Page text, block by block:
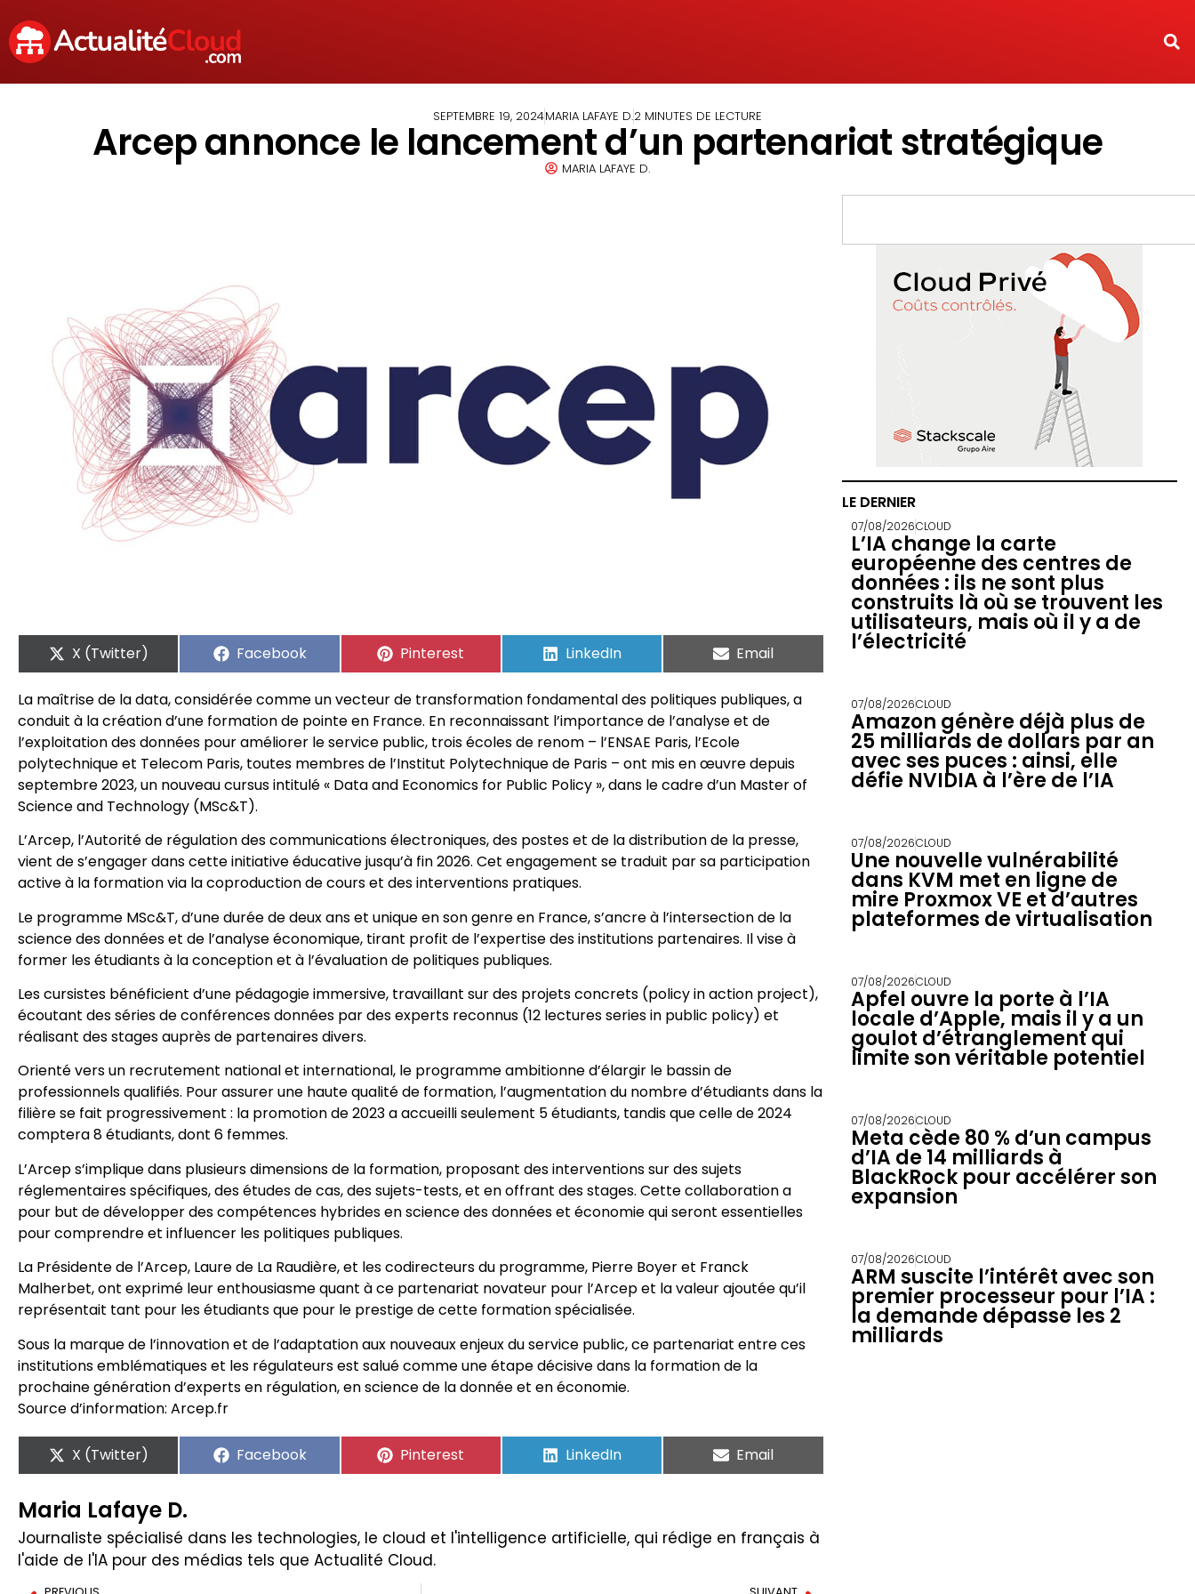
SEPTEMBRE 19, 2024MARIA LAFAYE D.2 MINUTES DE LECTURE
Arcep annonce le lancement d’un partenariat stratégique
MARIA LAFAYE D.
X (Twitter) Facebook Pinterest LinkedIn Email
La maîtrise de la data, considérée comme un vecteur de transformation fondamental des politiques publiques, a
conduit à la création d’une formation de pointe en France. En reconnaissant l’importance de l’analyse et de
l’exploitation des données pour améliorer le service public, trois écoles de renom – l’ENSAE Paris, l’Ecole
polytechnique et Telecom Paris, toutes membres de l’Institut Polytechnique de Paris – ont mis en œuvre depuis
septembre 2023, un nouveau cursus intitulé « Data and Economics for Public Policy », dans le cadre d’un Master of
Science and Technology (MSc&T).
L’Arcep, l’Autorité de régulation des communications électroniques, des postes et de la distribution de la presse,
vient de s’engager dans cette initiative éducative jusqu’à fin 2026. Cet engagement se traduit par sa participation
active à la formation via la coproduction de cours et des interventions pratiques.
Le programme MSc&T, d’une durée de deux ans et unique en son genre en France, s’ancre à l’intersection de la
science des données et de l’analyse économique, tirant profit de l’expertise des institutions partenaires. Il vise à
former les étudiants à la conception et à l’évaluation de politiques publiques.
Les cursistes bénéficient d’une pédagogie immersive, travaillant sur des projets concrets (policy in action project),
écoutant des séries de conférences données par des experts reconnus (12 lectures series in public policy) et
réalisant des stages auprès de partenaires divers.
Orienté vers un recrutement national et international, le programme ambitionne d’élargir le bassin de
professionnels qualifiés. Pour assurer une haute qualité de formation, l’augmentation du nombre d’étudiants dans la
filière se fait progressivement : la promotion de 2023 a accueilli seulement 5 étudiants, tandis que celle de 2024
comptera 8 étudiants, dont 6 femmes.
L’Arcep s’implique dans plusieurs dimensions de la formation, proposant des interventions sur des sujets
réglementaires spécifiques, des études de cas, des sujets-tests, et en offrant des stages. Cette collaboration a
pour but de développer des compétences hybrides en science des données et économie qui seront essentielles
pour comprendre et influencer les politiques publiques.
La Présidente de l’Arcep, Laure de La Raudière, et les codirecteurs du programme, Pierre Boyer et Franck
Malherbet, ont exprimé leur enthousiasme quant à ce partenariat novateur pour l’Arcep et la valeur ajoutée qu’il
représentait tant pour les étudiants que pour le prestige de cette formation spécialisée.
Sous la marque de l’innovation et de l’adaptation aux nouveaux enjeux du service public, ce partenariat entre ces
institutions emblématiques et les régulateurs est salué comme une étape décisive dans la formation de la
prochaine génération d’experts en régulation, en science de la donnée et en économie.
Source d’information: Arcep.fr
X (Twitter) Facebook Pinterest LinkedIn Email
Maria Lafaye D.
Journaliste spécialisé dans les technologies, le cloud et l'intelligence artificielle, qui rédige en français à
l'aide de l'IA pour des médias tels que Actualité Cloud.
LE DERNIER
07/08/2026CLOUD
L’IA change la carte
européenne des centres de
données : ils ne sont plus
construits là où se trouvent les
utilisateurs, mais où il y a de
l’électricité
07/08/2026CLOUD
Amazon génère déjà plus de
25 milliards de dollars par an
avec ses puces : ainsi, elle
défie NVIDIA à l’ère de l’IA
07/08/2026CLOUD
Une nouvelle vulnérabilité
dans KVM met en ligne de
mire Proxmox VE et d’autres
plateformes de virtualisation
07/08/2026CLOUD
Apfel ouvre la porte à l’IA
locale d’Apple, mais il y a un
goulot d’étranglement qui
limite son véritable potentiel
07/08/2026CLOUD
Meta cède 80 % d’un campus
d’IA de 14 milliards à
BlackRock pour accélérer son
expansion
07/08/2026CLOUD
ARM suscite l’intérêt avec son
premier processeur pour l’IA :
la demande dépasse les 2
milliards